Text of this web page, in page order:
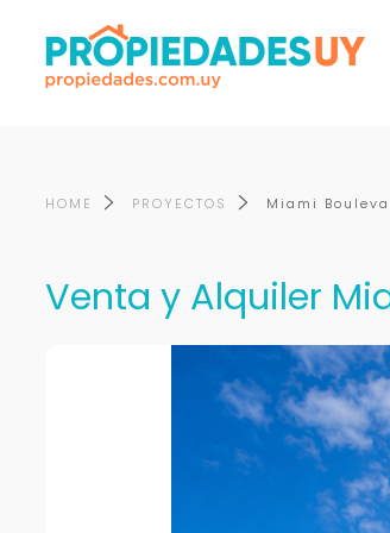
HOME PROYECTOS Miami
Venta y Alquiler